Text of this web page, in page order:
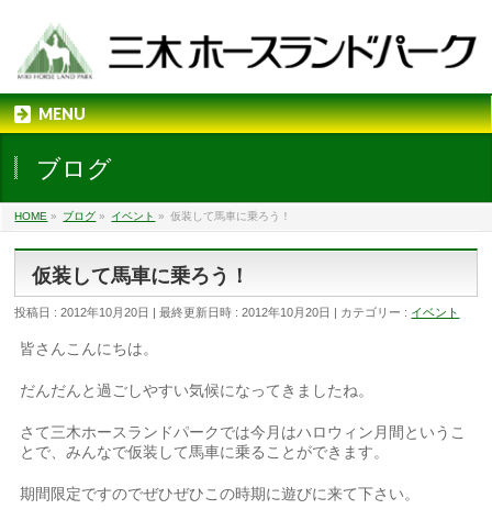
MENU
ブログ
HOME » ブログ » イベント » 仮装して馬車に乗ろう！
仮装して馬車に乗ろう！
投稿日 : 2012年10月20日 最終更新日時 : 2012年10月20日 カテゴリー : イベント
皆さんこんにちは。
だんだんと過ごしやすい気候になってきましたね。
さて三木ホースランドパークでは今月はハロウィン月間というこ
とで、みんなで仮装して馬車に乗ることができます。
期間限定ですのでぜひぜひこの時期に遊びに来て下さい。